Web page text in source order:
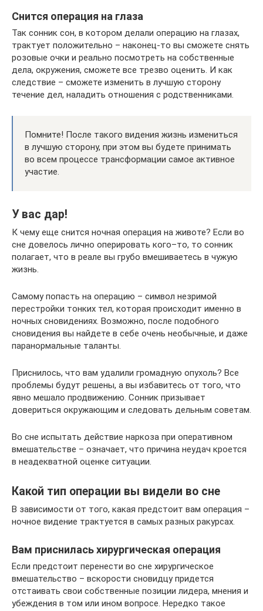
Снится операция на глаза
Так сонник сон, в котором делали операцию на глазах,
трактует положительно – наконец-то вы сможете снять
розовые очки и реально посмотреть на собственные
дела, окружения, сможете все трезво оценить. И как
следствие – сможете изменить в лучшую сторону
течение дел, наладить отношения с родственниками.
Помните! После такого видения жизнь измениться
в лучшую сторону, при этом вы будете принимать
во всем процессе трансформации самое активное
участие.
У вас дар!
К чему еще снится ночная операция на животе? Если во
сне довелось лично оперировать кого–то, то сонник
полагает, что в реале вы грубо вмешиваетесь в чужую
жизнь.
Самому попасть на операцию – символ незримой
перестройки тонких тел, которая происходит именно в
ночных сновидениях. Возможно, после подобного
сновидения вы найдете в себе очень необычные, и даже
паранормальные таланты.
Приснилось, что вам удалили громадную опухоль? Все
проблемы будут решены, а вы избавитесь от того, что
явно мешало продвижению. Сонник призывает
довериться окружающим и следовать дельным советам.
Во сне испытать действие наркоза при оперативном
вмешательстве – означает, что причина неудач кроется
в неадекватной оценке ситуации.
Какой тип операции вы видели во сне
В зависимости от того, какая предстоит вам операция –
ночное видение трактуется в самых разных ракурсах.
Вам приснилась хирургическая операция
Если предстоит перенести во сне хирургическое
вмешательство – вскорости сновидцу придется
отстаивать свои собственные позиции лидера, мнения и
убеждения в том или ином вопросе. Нередко такое